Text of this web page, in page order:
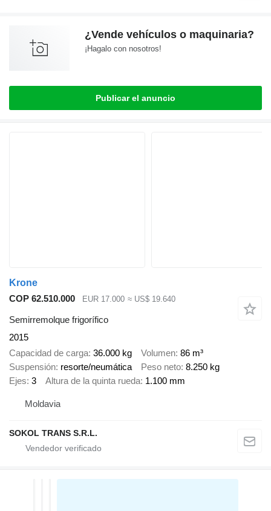
¿Vende vehículos o maquinaria?
¡Hagalo con nosotros!
Publicar el anuncio
Krone
COP 62.510.000
EUR 17.000 ≈ US$ 19.640
Semirremolque frigorífico
2015
Capacidad de carga 36.000 kg Volumen 86 m³
Suspensión resorte/neumática Peso neto 8.250 kg
Ejes 3 Altura de la quinta rueda 1.100 mm
Moldavia
SOKOL TRANS S.R.L.